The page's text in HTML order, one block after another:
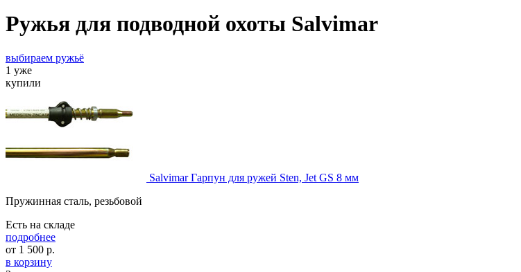
Ружья для подводной охоты Salvimar
выбираем ружьё
1 уже
купили
Salvimar Гарпун для ружей Sten, Jet GS 8 мм
Пружинная сталь, резьбовой
Есть на складе
подробнее
от 1 500 р.
в корзину